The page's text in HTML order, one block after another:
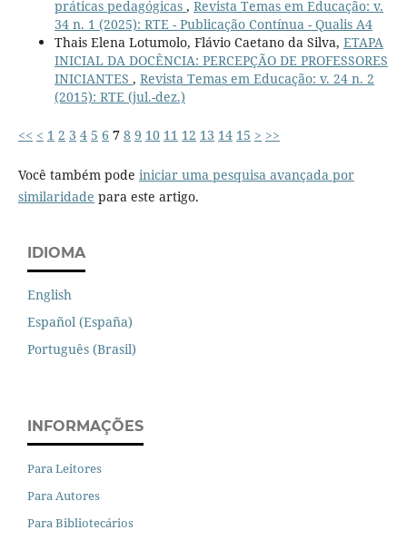
práticas pedagógicas , Revista Temas em Educação: v.
34 n. 1 (2025): RTE - Publicação Contínua - Qualis A4
Thais Elena Lotumolo, Flávio Caetano da Silva, ETAPA
INICIAL DA DOCÊNCIA: PERCEPÇÃO DE PROFESSORES
INICIANTES , Revista Temas em Educação: v. 24 n. 2
(2015): RTE (jul.-dez.)
<< < 1 2 3 4 5 6 7 8 9 10 11 12 13 14 15 > >>
Você também pode iniciar uma pesquisa avançada por
similaridade para este artigo.
IDIOMA
English
Español (España)
Português (Brasil)
INFORMAÇÕES
Para Leitores
Para Autores
Para Bibliotecários